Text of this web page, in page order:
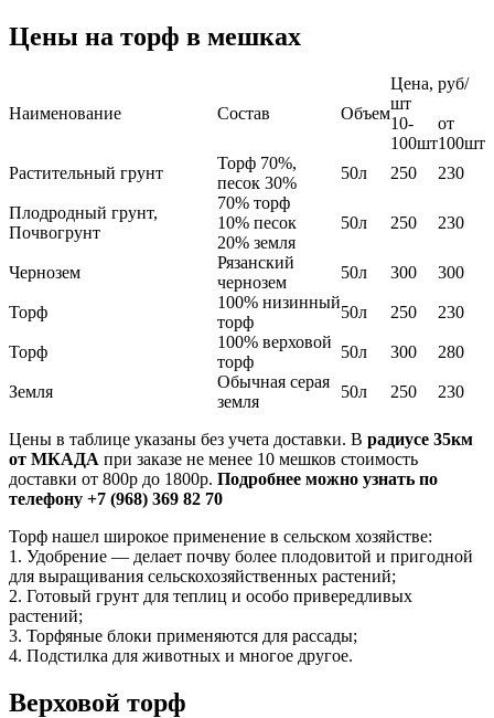
Цены на торф в мешках
Наименование Состав Объем
Цена, руб/
шт
10-
100шт
от
100шт
Растительный грунт
Торф 70%,
песок 30%
50л 250 230
Плодродный грунт,
Почвогрунт
70% торф
10% песок
20% земля
50л 250 230
Чернозем
Рязанский
чернозем
50л 300 300
Торф
100% низинный
торф
50л 250 230
Торф
100% верховой
торф
50л 300 280
Земля
Обычная серая
земля
50л 250 230
Цены в таблице указаны без учета доставки. В радиусе 35км
от МКАДА при заказе не менее 10 мешков стоимость
доставки от 800р до 1800р. Подробнее можно узнать по
телефону +7 (968) 369 82 70
Торф нашел широкое применение в сельском хозяйстве:
1. Удобрение — делает почву более плодовитой и пригодной
для выращивания сельскохозяйственных растений;
2. Готовый грунт для теплиц и особо привередливых
растений;
3. Торфяные блоки применяются для рассады;
4. Подстилка для животных и многое другое.
Верховой торф